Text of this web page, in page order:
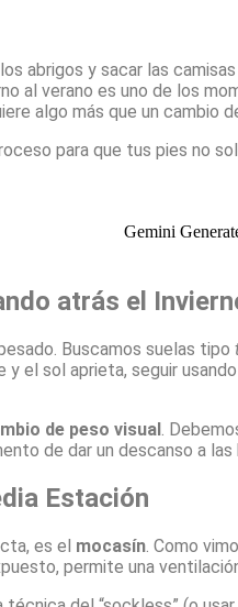
abrigos y sacar las
al verano es uno de los
algo más que un cambio
para que tus pies no
atrás el
Buscamos suelas tipo
y el sol aprieta, seguir
de peso visual.
de dar un descanso a
Estación
es el mocasín. Como
permite una